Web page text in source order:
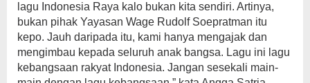
lagu Indonesia Raya kalo bukan kita sendiri. Artinya,
bukan pihak Yayasan Wage Rudolf Soepratman itu
kepo. Jauh daripada itu, kami hanya mengajak dan
mengimbau kepada seluruh anak bangsa. Lagu ini lagu
kebangsaan rakyat Indonesia. Jangan sesekali main-